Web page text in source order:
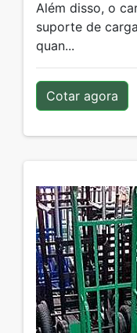
Além disso, o
suporte de
quan...
Cotar agora